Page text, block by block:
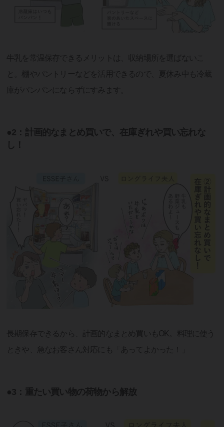
牛乳を常温保存できるメリットは、収納場所を選ばないこ
と。棚やパントリーなどを活用できるので、夏休み中も冷蔵
庫がパンパンにならずにすみます。
●2：計画的なまとめ買いで、在庫ぎれや買い忘れな
し！
長期保存できるから、計画的なまとめ買いもOK。料理に使う
ときや、急なお客さん対応にも「あってよかった！」
●3：重たい買い物の荷物から解放